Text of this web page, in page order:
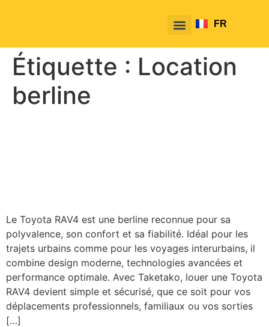
FR
EN
Étiquette : Location
berline
Le Toyota RAV4 est une berline reconnue pour sa
polyvalence, son confort et sa fiabilité. Idéal pour les
trajets urbains comme pour les voyages interurbains, il
combine design moderne, technologies avancées et
performance optimale. Avec Taketako, louer une Toyota
RAV4 devient simple et sécurisé, que ce soit pour vos
déplacements professionnels, familiaux ou vos sorties
[…]